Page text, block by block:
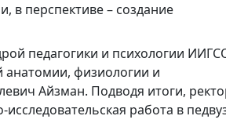
в перспективе – создание
педагогики и психологии
физиологии и
Айзман. Подводя итоги,
работа в